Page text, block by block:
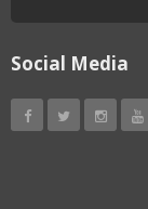
Social Media